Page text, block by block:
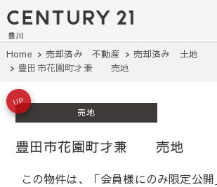
豊田市の中古
住宅・土地・
リノベ物件探
し｜センチュ
リー21豊川
建て・土地探しはセンチュリー21豊
川へ。豊田市内の最新物件情報を随
時更新中！駅近、建築条件無し、ペ
ット可、学区別など、お客様のこだ
わり条件に合わせて理想の物件を簡
Home 売却済み 不動産
売却済み 土地
豊田市花園町才兼 売地
売地
豊田市花園町才兼 売地
UP
この物件は、「会員様にのみ限定公